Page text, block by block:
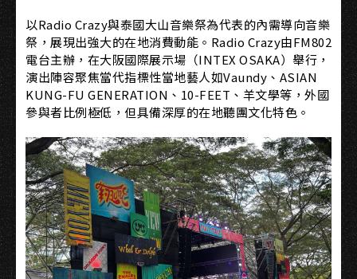
以Radio Crazy與泰國大山音樂祭為代表的內需導向音樂
祭，展現出強大的在地消費動能。Radio Crazy由FM802
電台主辦，在大阪國際展示場（INTEX OSAKA）舉行，
演出陣容聚焦當代指標性當地藝人如Vaundy、ASIAN
KUNG-FU GENERATION、10-FEET、羊文學等，外國
參與者比例極低，但具備深厚的在地聽團文化特色。